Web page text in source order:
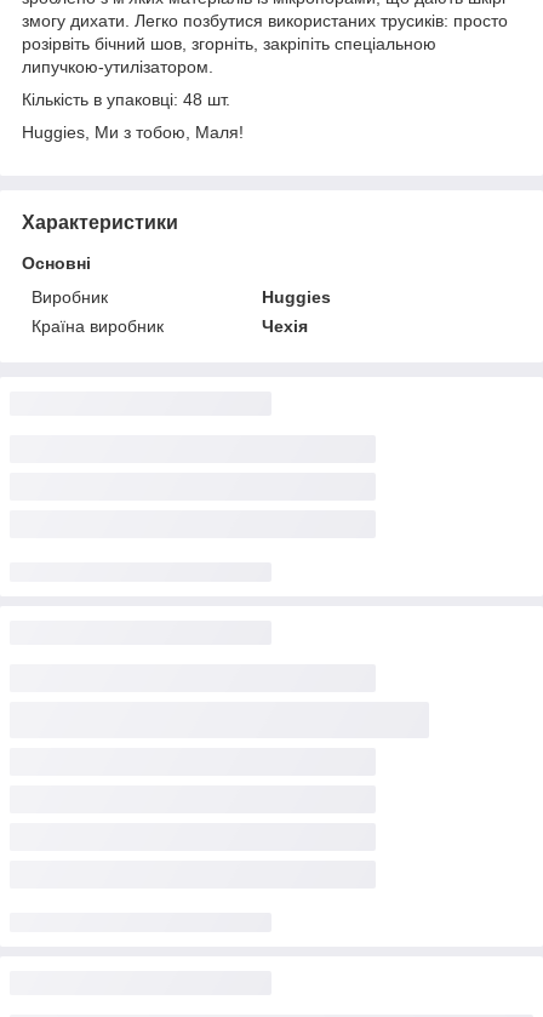
змогу дихати. Легко позбутися використаних трусиків: просто
розірвіть бічний шов, згорніть, закріпіть спеціальною
липучкою-утилізатором.
Кількість в упаковці: 48 шт.
Huggies, Ми з тобою, Маля!
Характеристики
Основні
Виробник
Huggies
Країна виробник
Чехія